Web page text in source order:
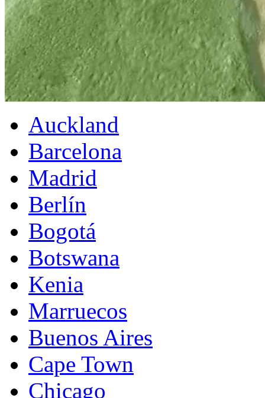
Auckland
Barcelona
Madrid
Berlín
Bogotá
Botswana
Kenia
Marruecos
Buenos Aires
Cape Town
Chicago